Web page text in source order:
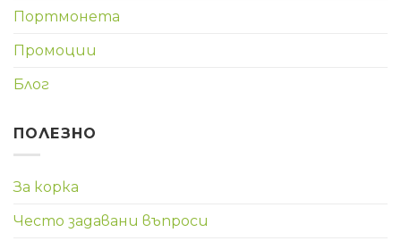
Портмонета
Промоции
Блог
ПОЛЕЗНО
За корка
Често задавани въпроси